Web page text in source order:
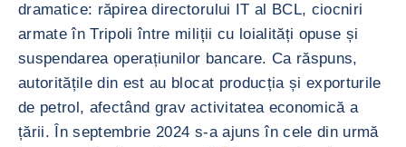
dramatice: răpirea directorului IT al BCL, ciocniri
armate în Tripoli între miliții cu loialități opuse și
suspendarea operațiunilor bancare. Ca răspuns,
autoritățile din est au blocat producția și exporturile
de petrol, afectând grav activitatea economică a
țării. În septembrie 2024 s-a ajuns în cele din urmă